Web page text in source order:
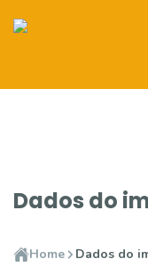
Dados do
Home Dados do